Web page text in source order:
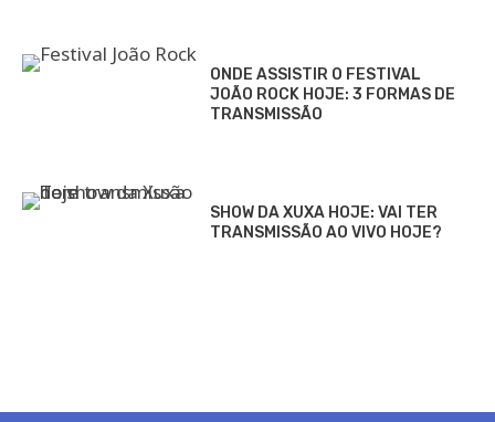
ONDE ASSISTIR O FESTIVAL
JOÃO ROCK HOJE: 3 FORMAS DE
TRANSMISSÃO
SHOW DA XUXA HOJE: VAI TER
TRANSMISSÃO AO VIVO HOJE?